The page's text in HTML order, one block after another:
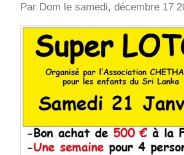
Par Dom le samedi, décembre 17